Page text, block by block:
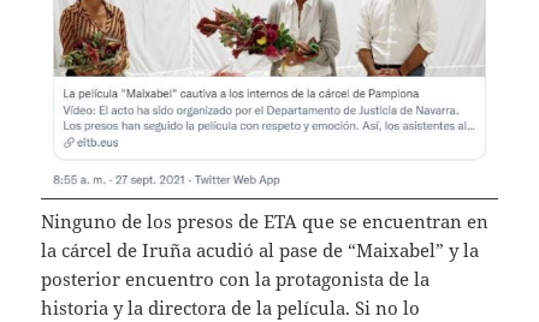
Ninguno de los presos de ETA que se encuentran en
la cárcel de Iruña acudió al pase de “Maixabel” y la
posterior encuentro con la protagonista de la
historia y la directora de la película. Si no lo